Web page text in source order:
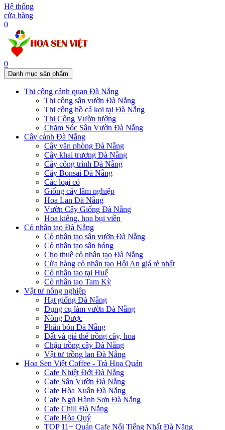
Hệ thống
cửa hàng
0
0
Danh mục sản phẩm
Thi công cảnh quan Đà Nẵng
Thi công sân vườn Đà Nẵng
Thi công hồ cá koi tại Đà Nẵng
Thi Công Vườn tường
Chăm Sóc Sân Vườn Đà Nẵng
Cây cảnh Đà Nẵng
Cây văn phòng Đà Nẵng
Cây khai trương Đà Nẵng
Cây công trình Đà Nẵng
Cây Bonsai Đà Nẵng
Các loại cỏ
Giống cây lâm nghiệp
Hoa Lan Đà Nẵng
Vườn Cây Giống Đà Nẵng
Hoa kiểng, hoa bụi viền
Cỏ nhân tạo Đà Nẵng
Cỏ nhân tạo sân vườn Đà Nẵng
Cỏ nhân tạo sân bóng
Cho thuê cỏ nhân tạo Đà Nẵng
Cửa hàng cỏ nhân tạo Hội An giá rẻ nhất
Cỏ nhân tạo tại Huế
Cỏ nhân tạo Tam Kỳ
Vật tư nông nghiệp
Hạt giống Đà Nẵng
Dụng cụ làm vườn Đà Nẵng
Nông Dược
Phân bón Đà Nẵng
Đất và giá thể trồng cây, hoa
Chậu trồng cây Đà Nẵng
Vật tư trồng lan Đà Nẵng
Hoa Sen Việt Coffee - Trà Hoa Quán
Cafe Nhiệt Đới Đà Nẵng
Cafe Sân Vườn Đà Nẵng
Cafe Hòa Xuân Đà Nẵng
Cafe Ngũ Hành Sơn Đà Nẵng
Cafe Chill Đà Nẵng
Cafe Hòa Quý
TOP 11+ Quán Cafe Nổi Tiếng Nhất Đà Năng